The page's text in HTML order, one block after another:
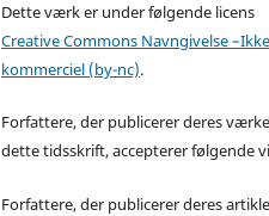
Dette værk er under følgende licens
Creative Commons Navngivelse
kommerciel (by-nc).
Forfattere, der publicerer deres
dette tidsskrift, accepterer følgende
Forfattere, der publicerer deres